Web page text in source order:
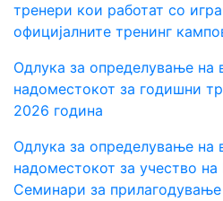
тренери кои работат со
официјалните тренинг
Одлука за определување на
надоместокот за годишни
2026 година
Одлука за определување на
надоместокот за учество
Семинари за